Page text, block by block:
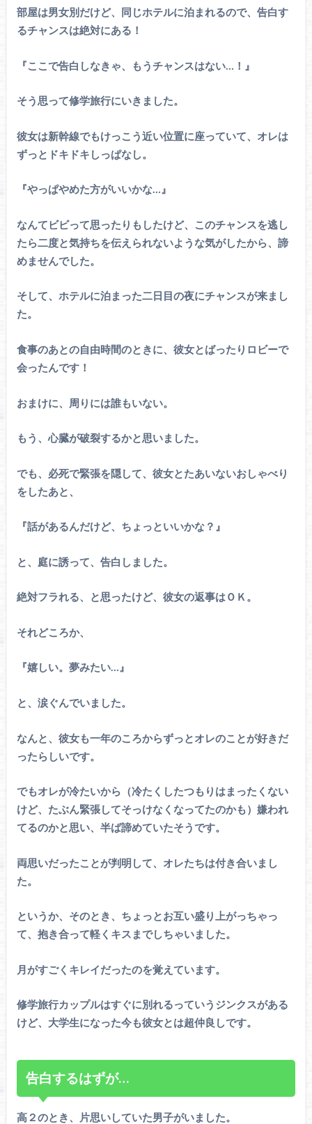
部屋は男女別だけど、同じホテルに泊まれるので、告白す
るチャンスは絶対にある！
『ここで告白しなきゃ、もうチャンスはない…！』
そう思って修学旅行にいきました。
彼女は新幹線でもけっこう近い位置に座っていて、オレは
ずっとドキドキしっぱなし。
『やっぱやめた方がいいかな…』
なんてビビって思ったりもしたけど、このチャンスを逃し
たら二度と気持ちを伝えられないような気がしたから、諦
めませんでした。
そして、ホテルに泊まった二日目の夜にチャンスが来まし
た。
食事のあとの自由時間のときに、彼女とばったりロビーで
会ったんです！
おまけに、周りには誰もいない。
もう、心臓が破裂するかと思いました。
でも、必死で緊張を隠して、彼女とたあいないおしゃべり
をしたあと、
『話があるんだけど、ちょっといいかな？』
と、庭に誘って、告白しました。
絶対フラれる、と思ったけど、彼女の返事はＯＫ。
それどころか、
『嬉しい。夢みたい…』
と、涙ぐんでいました。
なんと、彼女も一年のころからずっとオレのことが好きだ
ったらしいです。
でもオレが冷たいから（冷たくしたつもりはまったくない
けど、たぶん緊張してそっけなくなってたのかも）嫌われ
てるのかと思い、半ば諦めていたそうです。
両思いだったことが判明して、オレたちは付き合いまし
た。
というか、そのとき、ちょっとお互い盛り上がっちゃっ
て、抱き合って軽くキスまでしちゃいました。
月がすごくキレイだったのを覚えています。
修学旅行カップルはすぐに別れるっていうジンクスがある
けど、大学生になった今も彼女とは超仲良しです。
告白するはずが…
高２のとき、片思いしていた男子がいました。